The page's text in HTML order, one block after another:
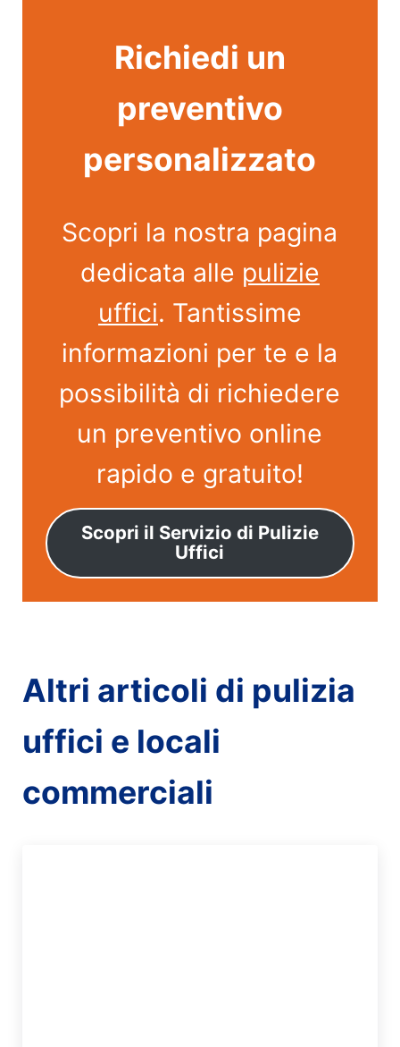
Richiedi un
preventivo
personalizzato
Scopri la nostra pagina
dedicata alle pulizie
uffici. Tantissime
informazioni per te e la
possibilità di richiedere
un preventivo online
rapido e gratuito!
Scopri il Servizio di Pulizie
Uffici
Altri articoli di pulizia
uffici e locali
commerciali